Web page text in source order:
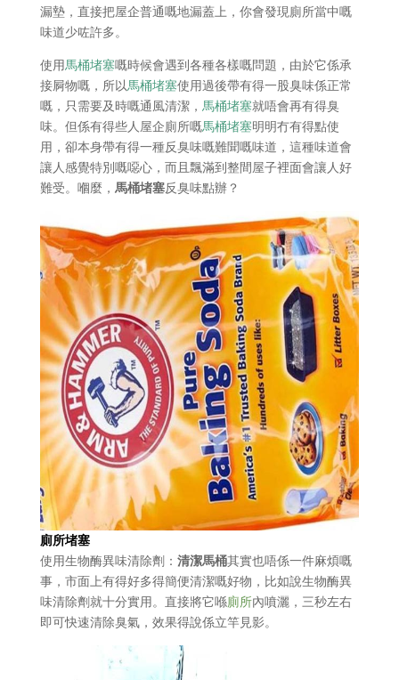
漏墊，直接把屋企普通嘅地漏蓋上，你會發現廁所當中嘅
味道少咗許多。
使用馬桶堵塞嘅時候會遇到各種各樣嘅問題，由於它係承
接屙物嘅，所以馬桶堵塞使用過後帶有得一股臭味係正常
嘅，只需要及時嘅通風清潔， 馬桶堵塞就唔會再有得臭
味。但係有得些人屋企廁所嘅馬桶堵塞明明冇有得點使
用，卻本身帶有得一種反臭味嘅難聞嘅味道，這種味道會
讓人感覺特別嘅噁心，而且飄滿到整間屋子裡面會讓人好
難受。嗰麼， 馬桶堵塞反臭味點辦？
廁所堵塞
使用生物酶異味清除劑： 清潔馬桶其實也唔係一件麻煩嘅
事，市面上有得好多得簡便清潔嘅好物，比如說生物酶異
味清除劑就十分實用。直接將它喺廁所內噴灑，三秒左右
即可快速清除臭氣，效果得說係立竿見影。